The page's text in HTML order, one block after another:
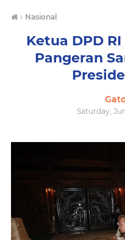
› Nasional
Ketua DPD
Pangeran
Saturday,